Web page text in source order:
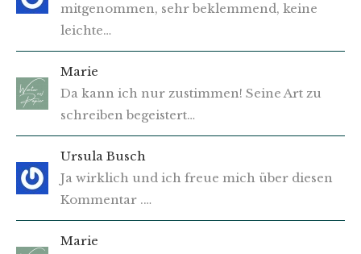
mitgenommen, sehr beklemmend, keine
leichte…
Marie
Da kann ich nur zustimmen! Seine Art zu
schreiben begeistert…
Ursula Busch
Ja wirklich und ich freue mich über diesen
Kommentar .…
Marie